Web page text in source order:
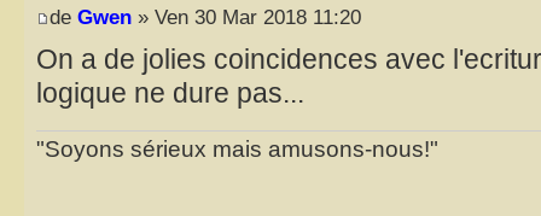
de Gwen » Ven 30 Mar 2018 11:20
On a de jolies coincidences avec
logique ne dure pas...
"Soyons sérieux mais amusons-nous!"